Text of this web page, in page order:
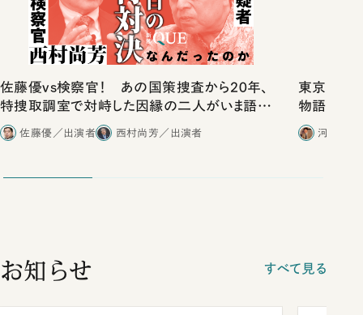
佐藤優vs検察官！ あの国策捜査から20年、
特捜取調室で対峙した因縁の二人がいま語り
合ったこと
佐藤優／出演者 西村尚芳／出演者
東京は都
物語」に
河野有
お知らせ すべて見る